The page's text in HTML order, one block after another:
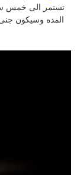
تستمر الى خمس
المده وسيكون جنى